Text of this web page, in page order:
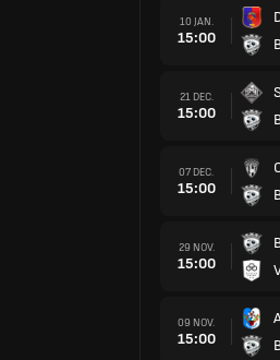
10 JAN.
15:00
21 DEC.
15:00
07 DEC.
15:00
29 NOV.
15:00
09 NOV.
15:00